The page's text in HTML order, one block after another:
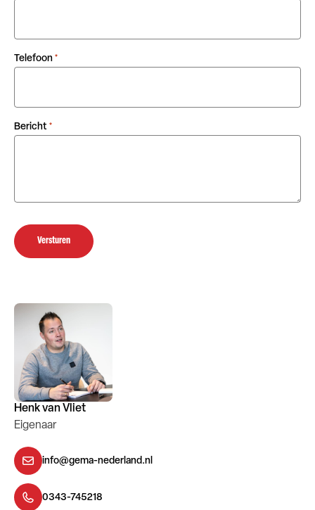
Henk van Vliet
Eigenaar
info@gema-nederland.nl
0343-745218
Telefoon *
Bericht *
Versturen